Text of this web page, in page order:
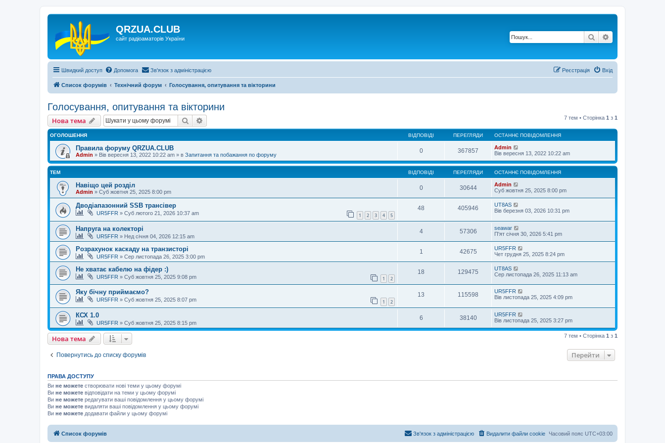
QRZUA.CLUB
сайт радіоаматорів України Пошук
Швидкий доступ Допомога Зв'язок з адміністрацією Вхід
Реєстрація
Список форумів Технічний форум Голосування, опитування та вікторини
Голосування, опитування та вікторини
Нова тема Пошук 7 тем • Сторінка 1 з 1
ОГОЛОШЕННЯ ВІДПОВІДІ ПЕРЕГЛЯДИ ОСТАННЄ ПОВІДОМЛЕННЯ
Правила форуму QRZUA.CLUB
Admin » Вів вересня 13, 2022 10:22 am » в Запитання та побажання по форуму
0 367857
Admin
Вів вересня 13, 2022 10:22 am
ТЕМ ВІДПОВІДІ ПЕРЕГЛЯДИ ОСТАННЄ ПОВІДОМЛЕННЯ
Навіщо цей розділ
Admin » Суб жовтня 25, 2025 8:00 pm
0 30644
Admin
Суб жовтня 25, 2025 8:00 pm
Дводіапазонний SSB трансівер
UR5FFR » Суб лютого 21, 2026 10:37 am 1 2 3 4 5
48 405946
UT8AS
Вів березня 03, 2026 10:31 pm
Напруга на колекторі
UR5FFR » Нед січня 04, 2026 12:15 am
4 57306
seawar
П'ят січня 30, 2026 5:41 pm
Розрахунок каскаду на транзисторі
UR5FFR » Сер листопада 26, 2025 3:00 pm
1 42675
UR5FFR
Чет грудня 25, 2025 8:24 pm
Не хватає кабелю на фідер :)
UR5FFR » Суб жовтня 25, 2025 9:08 pm 1 2
18 129475
UT8AS
Сер листопада 26, 2025 11:13 am
Яку бічну приймаємо?
UR5FFR » Суб жовтня 25, 2025 8:07 pm 1 2
13 115598
UR5FFR
Вів листопада 25, 2025 4:09 pm
КСХ 1.0
UR5FFR » Суб жовтня 25, 2025 8:15 pm
6 38140
UR5FFR
Вів листопада 25, 2025 3:27 pm
Нова тема 7 тем • Сторінка 1 з 1
Повернутись до списку форумів Перейти
ПРАВА ДОСТУПУ
Ви не можете створювати нові теми у цьому форумі
Ви не можете відповідати на теми у цьому форумі
Ви не можете редагувати ваші повідомлення у цьому форумі
Ви не можете видаляти ваші повідомлення у цьому форумі
Ви не можете додавати файли у цьому форумі
Список форумів Часовий пояс UTC+03:00
Видалити файли cookie
Зв'язок з адміністрацією